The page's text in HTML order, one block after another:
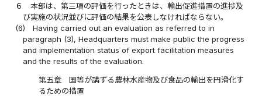
６
本部は、第三項の評価を行ったときは、輸出促進措置の進捗及
び実施の状況並びに評価の結果を公表しなければならない。
(6)
Having carried out an evaluation as referred to in
paragraph (3), Headquarters must make public the progress
and implementation status of export facilitation measures
and the results of the evaluation.
第五章 国等が講ずる農林水産物及び食品の輸出を円滑化す
るための措置